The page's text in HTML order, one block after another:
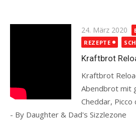
Posted
on
24. März 2020
REZEPTE
Kraftbrot
Kraftbrot
Abendbrot mit
Cheddar, Picco
- By Daughter & Dad's Sizzlezone